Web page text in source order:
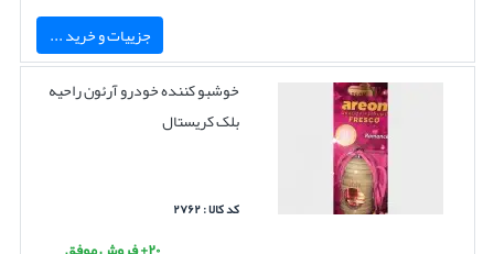
جزییات و خرید ...
خوشبو کننده خودرو آرئون راحیه
بلک کریستال
کد کالا : ۲۷۶۲